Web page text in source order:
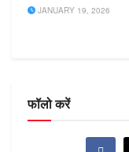
JANUARY 19, 2026
फॉलो करें